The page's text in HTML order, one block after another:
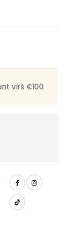
virš €100